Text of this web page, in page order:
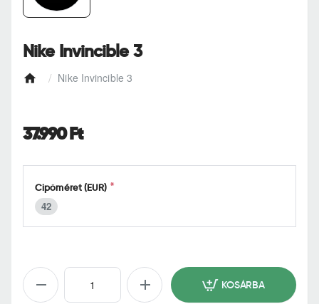
e
Nike Invincible 3
Nike Invincible 3
37.990 Ft
Cipőméret (EUR)
42
KOSÁRBA